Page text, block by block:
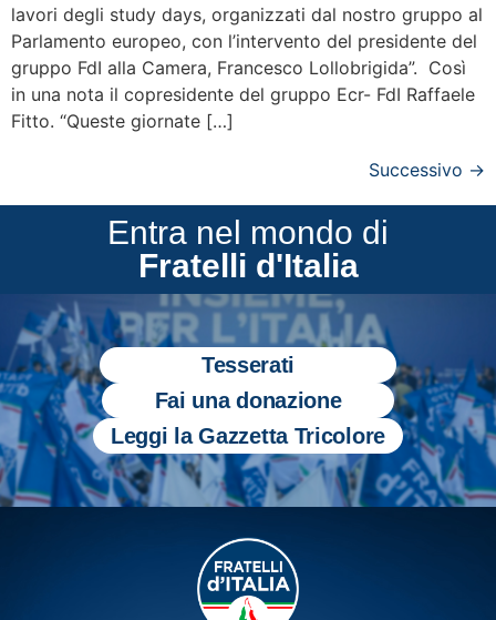
lavori degli study days, organizzati dal nostro gruppo al
Parlamento europeo, con l’intervento del presidente del
gruppo FdI alla Camera, Francesco Lollobrigida”. Così
in una nota il copresidente del gruppo Ecr- FdI Raffaele
Fitto. “Queste giornate […]
Successivo →
Entra nel mondo di
Fratelli d'Italia
Tesserati
Fai una donazione
Leggi la Gazzetta Tricolore